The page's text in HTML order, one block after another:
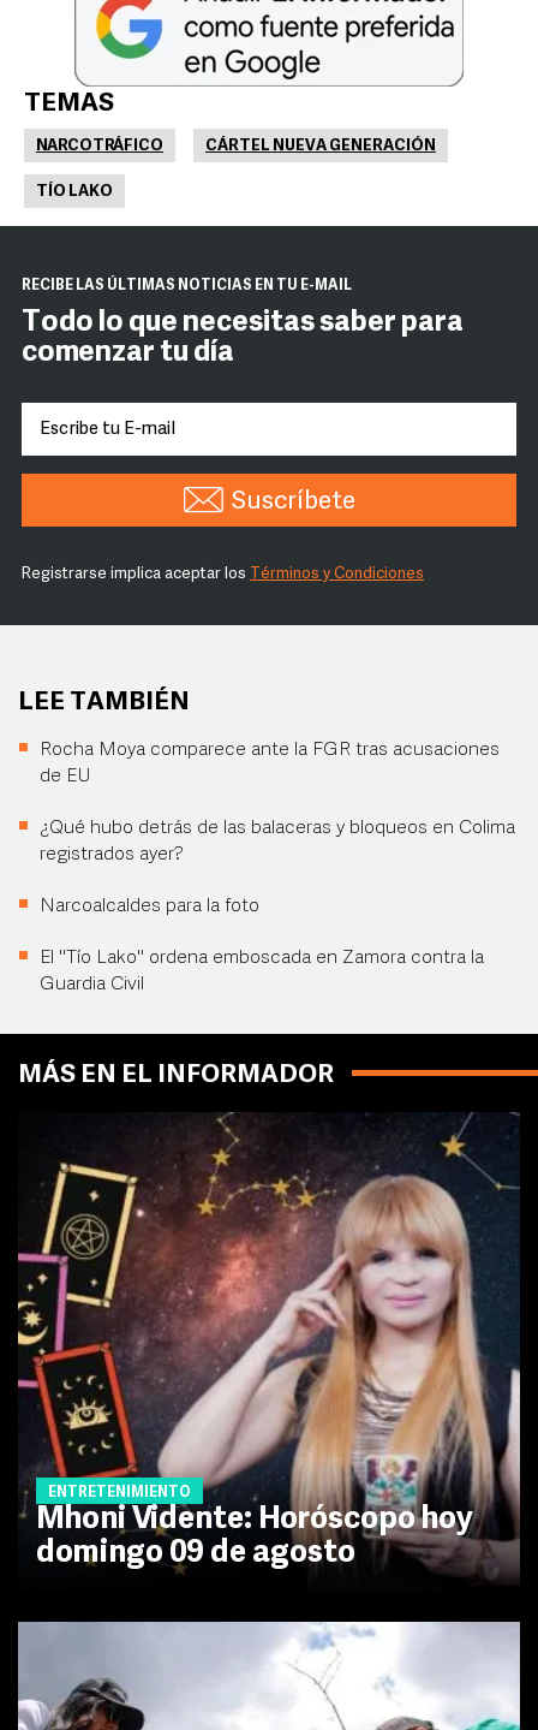
TEMAS
NARCOTRÁFICO CÁRTEL NUEVA GENERACIÓN
TÍO LAKO
RECIBE LAS ÚLTIMAS NOTICIAS EN TU E-MAIL
Todo lo que necesitas saber para
comenzar tu día
Suscríbete
Registrarse implica aceptar los Términos y Condiciones
LEE TAMBIÉN
Rocha Moya comparece ante la FGR tras acusaciones
de EU
¿Qué hubo detrás de las balaceras y bloqueos en Colima
registrados ayer?
Narcoalcaldes para la foto
El "Tío Lako" ordena emboscada en Zamora contra la
Guardia Civil
MÁS EN EL INFORMADOR
ENTRETENIMIENTO
Mhoni Vidente: Horóscopo hoy
domingo 09 de agosto